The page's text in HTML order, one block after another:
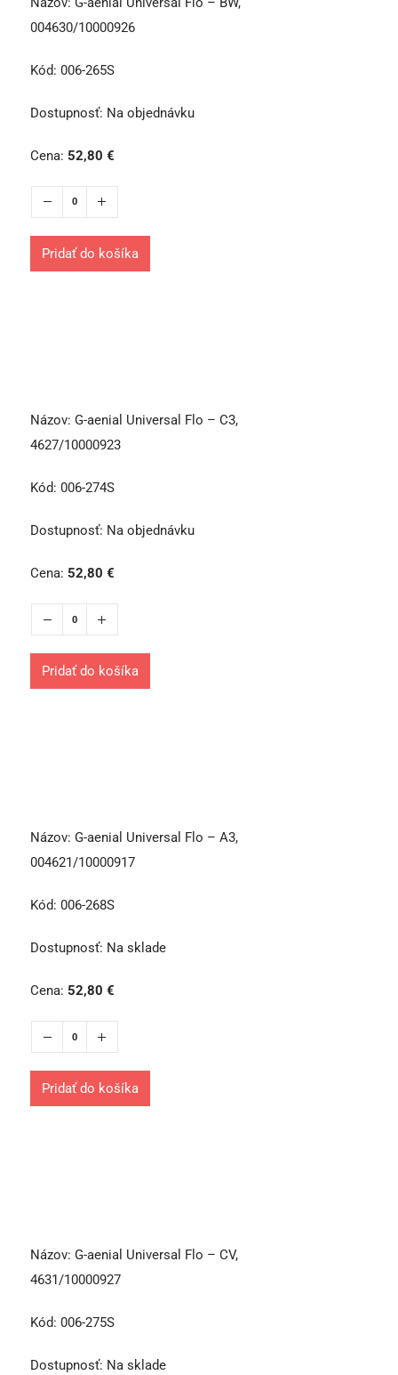
004630/10000926
Kód: 006-265S
Dostupnosť: Na objednávku
Cena: 52,80 €
Pridať do košíka
Názov: G-aenial Universal Flo – C3,
4627/10000923
Kód: 006-274S
Dostupnosť: Na objednávku
Cena: 52,80 €
Pridať do košíka
Názov: G-aenial Universal Flo – A3,
004621/10000917
Kód: 006-268S
Dostupnosť: Na sklade
Cena: 52,80 €
Pridať do košíka
Názov: G-aenial Universal Flo – CV,
4631/10000927
Kód: 006-275S
Dostupnosť: Na sklade